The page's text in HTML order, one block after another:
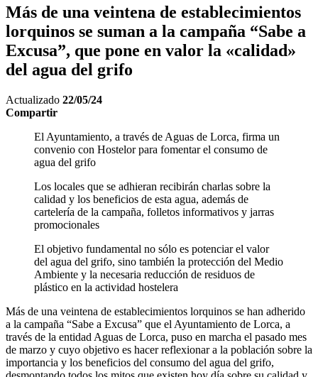
Más de una veintena de establecimientos
lorquinos se suman a la campaña “Sabe a
Excusa”, que pone en valor la «calidad»
del agua del grifo
Actualizado 22/05/24
Compartir
El Ayuntamiento, a través de Aguas de Lorca, firma un
convenio con Hostelor para fomentar el consumo de
agua del grifo
Los locales que se adhieran recibirán charlas sobre la
calidad y los beneficios de esta agua, además de
cartelería de la campaña, folletos informativos y jarras
promocionales
El objetivo fundamental no sólo es potenciar el valor
del agua del grifo, sino también la protección del Medio
Ambiente y la necesaria reducción de residuos de
plástico en la actividad hostelera
Más de una veintena de establecimientos lorquinos se han adherido
a la campaña “Sabe a Excusa” que el Ayuntamiento de Lorca, a
través de la entidad Aguas de Lorca, puso en marcha el pasado mes
de marzo y cuyo objetivo es hacer reflexionar a la población sobre la
importancia y los beneficios del consumo del agua del grifo,